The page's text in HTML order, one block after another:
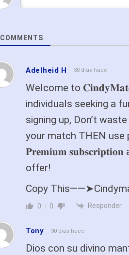
COMMENTS
Adelheid H 30 dias hace
Welcome to
individuals seeking a
signing up, Don’t
your match THEN
𝐏𝐫𝐞𝐦𝐢𝐮𝐦
offer!
Copy
0 0 Responder
Tony 30 dias hace
Dios con su divino